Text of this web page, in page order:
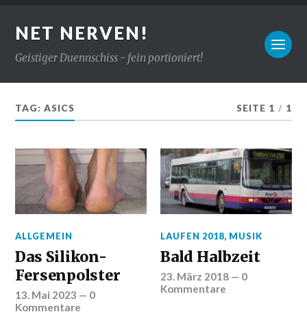
NET NERVEN!
Geistiger Duennschiss - fein portioniert!
TAG:ASICS SEITE 1 / 1
ALLGEMEIN
Das Silikon-
Fersenpolster
13. Mai 2023 — 0
Kommentare
LAUFEN 2018, MUSIK
Bald Halbzeit
23. März 2018 — 0
Kommentare